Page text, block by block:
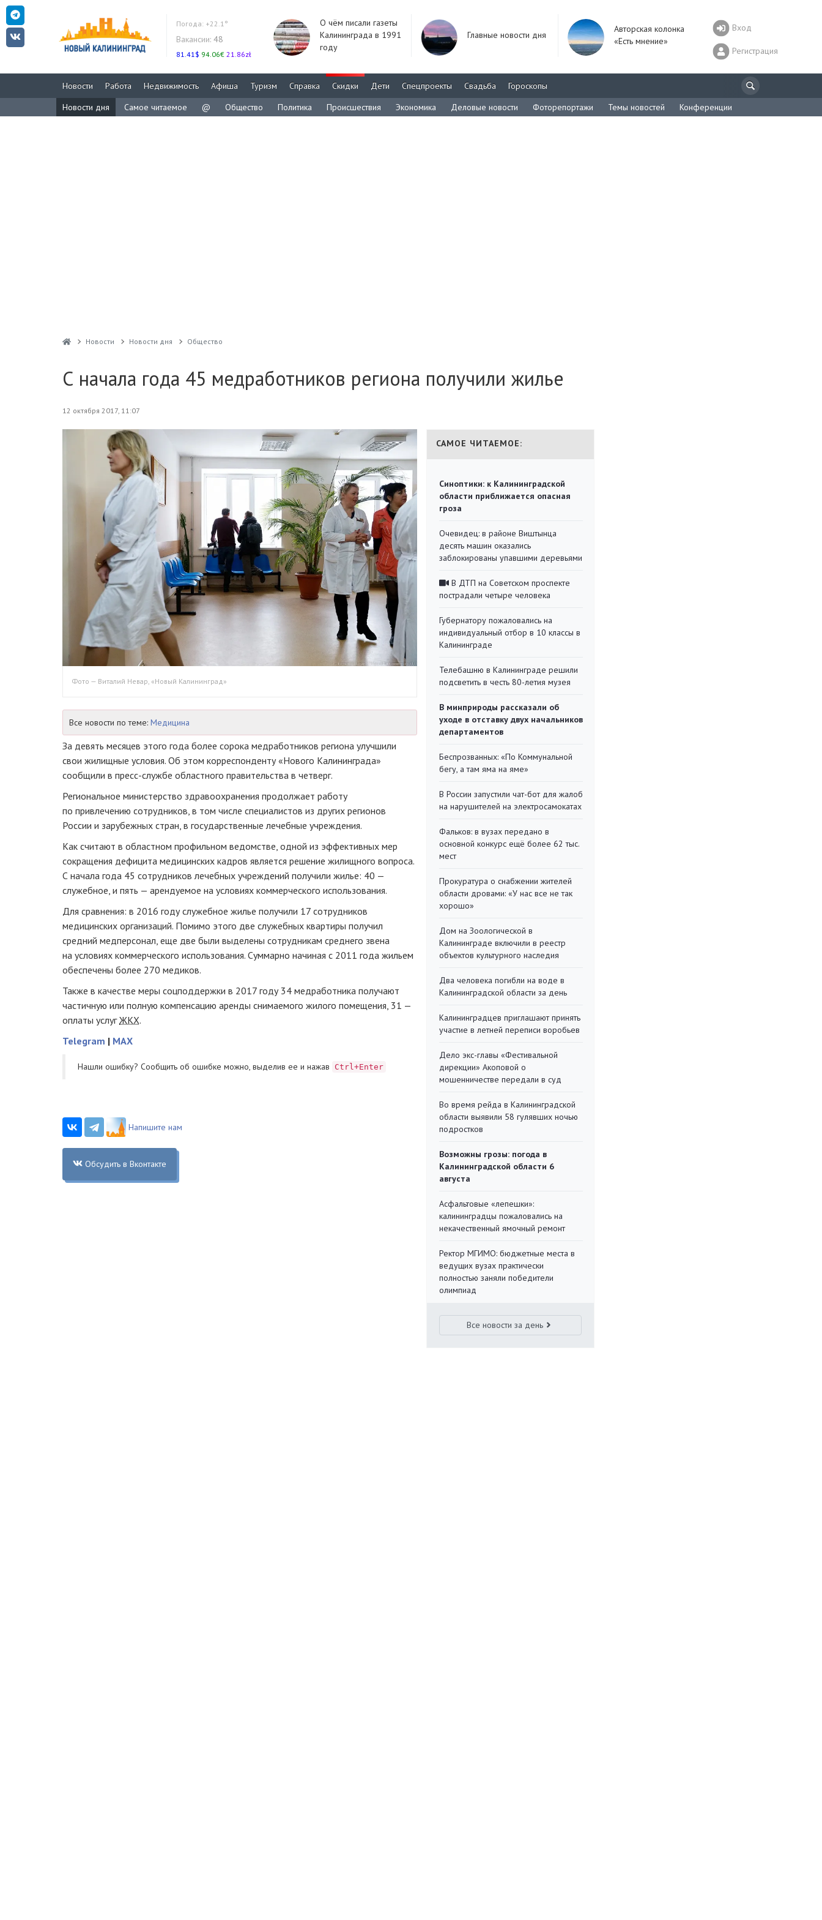
Погода: +22.1°
Вакансии: 48
81.41$ 94.06€ 21.86zł
О чём писали газеты
Калининграда в 1991
году
Главные новости дня
Авторская колонка
«Есть мнение»
Вход
Регистрация
Новости Работа Недвижимость Афиша Туризм Справка Скидки Дети Спецпроекты Свадьба
Гороскопы
Новости дня
Самое читаемое @ Общество Политика Происшествия Экономика Деловые новости Фоторепортажи Темы новостей Конференции
Новости Новости дня Общество
С начала года 45 медработников региона получили жилье
12 октября 2017, 11:07
Фото — Виталий Невар, «Новый Калининград»
Все новости по теме: Медицина
За девять месяцев этого года более сорока медработников региона улучшили
свои жилищные условия. Об этом корреспонденту «Нового Калининграда»
сообщили в пресс-службе областного правительства в четверг.
Региональное министерство здравоохранения продолжает работу
по привлечению сотрудников, в том числе специалистов из других регионов
России и зарубежных стран, в государственные лечебные учреждения.
Как считают в областном профильном ведомстве, одной из эффективных мер
сокращения дефицита медицинских кадров является решение жилищного вопроса.
С начала года 45 сотрудников лечебных учреждений получили жилье: 40 —
служебное, и пять — арендуемое на условиях коммерческого использования.
Для сравнения: в 2016 году служебное жилье получили 17 сотрудников
медицинских организаций. Помимо этого две служебных квартиры получил
средний медперсонал, еще две были выделены сотрудникам среднего звена
на условиях коммерческого использования. Суммарно начиная с 2011 года жильем
обеспечены более 270 медиков.
Также в качестве меры соцподдержки в 2017 году 34 медработника получают
частичную или полную компенсацию аренды снимаемого жилого помещения, 31 —
оплаты услугЖКХ.
Telegram | MAX
Нашли ошибку? Cообщить об ошибке можно, выделив ее и нажав Ctrl+Enter
Напишите нам
Обсудить в Вконтакте
САМОЕ ЧИТАЕМОЕ:
Синоптики: к Калининградской
области приближается опасная
гроза
Очевидец: в районе Виштынца
десять машин оказались
заблокированы упавшими деревьями
В ДТП на Советском проспекте
пострадали четыре человека
Губернатору пожаловались на
индивидуальный отбор в 10 классы в
Калининграде
Телебашню в Калининграде решили
подсветить в честь 80-летия музея
В минприроды рассказали об
уходе в отставку двух начальников
департаментов
Беспрозванных: «По Коммунальной
бегу, а там яма на яме»
В России запустили чат-бот для жалоб
на нарушителей на электросамокатах
Фальков: в вузах передано в
основной конкурс ещё более 62 тыс.
мест
Прокуратура о снабжении жителей
области дровами: «У нас все не так
хорошо»
Дом на Зоологической в
Калининграде включили в реестр
объектов культурного наследия
Два человека погибли на воде в
Калининградской области за день
Калининградцев приглашают принять
участие в летней переписи воробьев
Дело экс-главы «Фестивальной
дирекции» Акоповой о
мошенничестве передали в суд
Во время рейда в Калининградской
области выявили 58 гулявших ночью
подростков
Возможны грозы: погода в
Калининградской области 6
августа
Асфальтовые «лепешки»:
калининградцы пожаловались на
некачественный ямочный ремонт
Ректор МГИМО: бюджетные места в
ведущих вузах практически
полностью заняли победители
олимпиад
Все новости за день